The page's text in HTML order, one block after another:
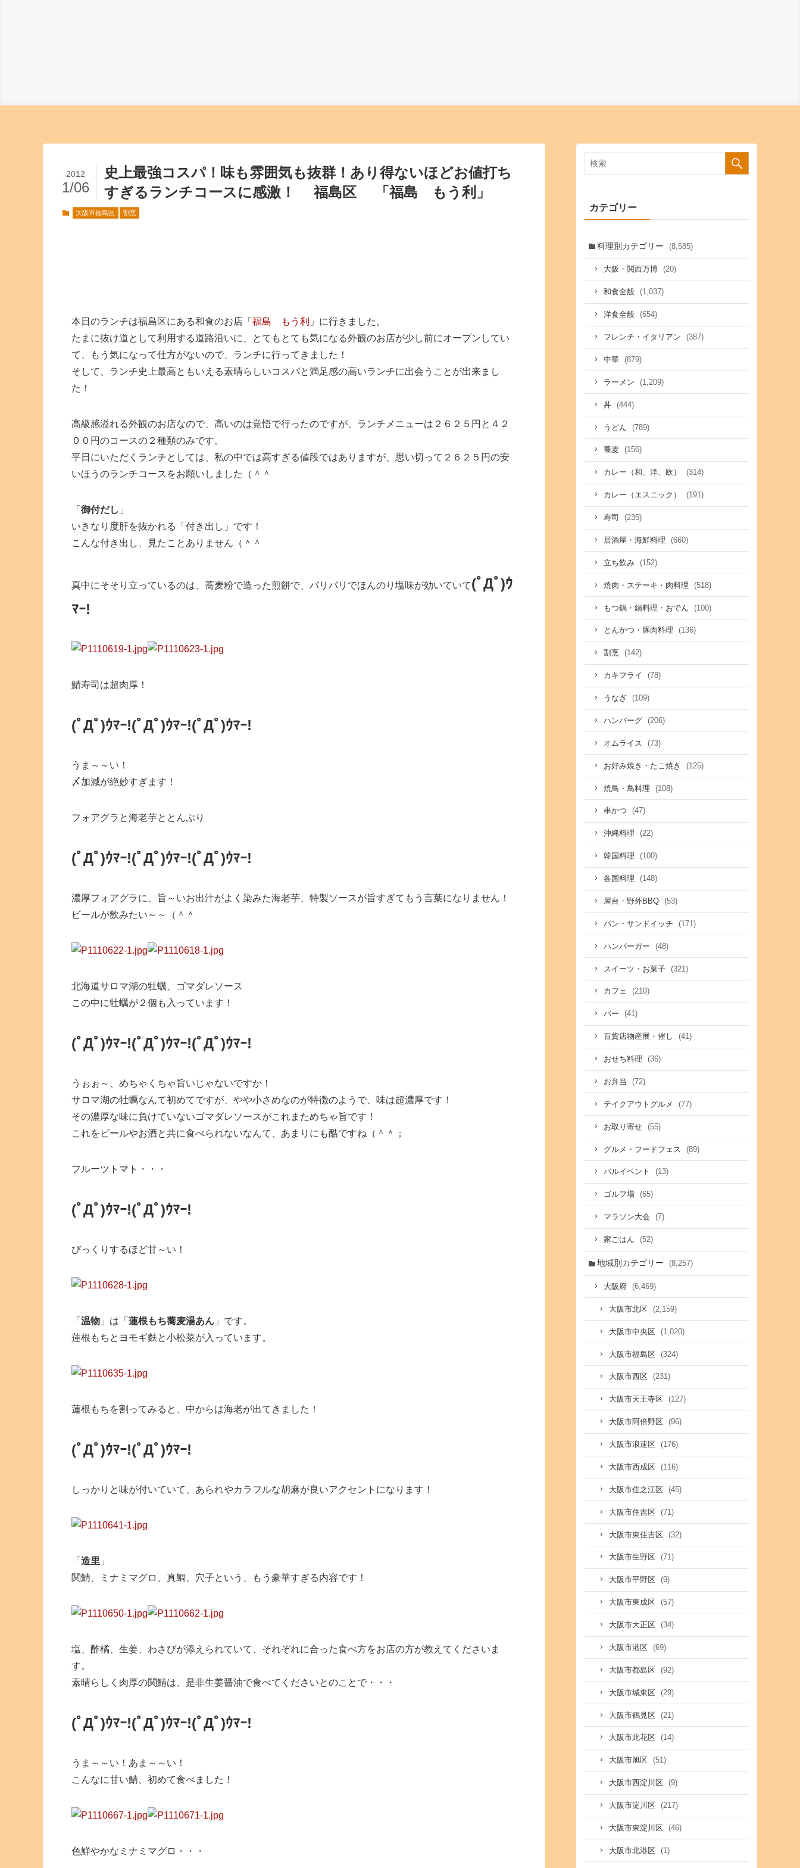
史上最強コスパ！味も雰囲気も抜群！あり得ないほどお値打ち
すぎるランチコースに感激！ 福島区 「福島 もう利」
2012
1/06
大阪市福島区 割烹
本日のランチは福島区にある和食のお店「 福島 もう利 」に行きました。
たまに抜け道として利用する道路沿いに、とてもとても気になる外観のお店が少し前にオープンしてい
て、もう気になって仕方がないので、ランチに行ってきました！
そして、ランチ史上最高ともいえる素晴らしいコスパと満足感の高いランチに出会うことが出来まし
た！
高級感溢れる外観のお店なので、高いのは覚悟で行ったのですが、ランチメニューは２６２５円と４２
００円のコースの２種類のみです。
平日にいただくランチとしては、私の中では高すぎる値段ではありますが、思い切って２６２５円の安
いほうのランチコースをお願いしました（＾＾
「 御付だし 」
いきなり度肝を抜かれる「付き出し」です！
こんな付き出し、見たことありません（＾＾
真中にそそり立っているのは、蕎麦粉で造った煎餅で、パリパリでほんのり塩味が効いていて(ﾟДﾟ)ｳ
ﾏｰ!
鯖寿司は超肉厚！
(ﾟДﾟ)ｳﾏｰ!(ﾟДﾟ)ｳﾏｰ!(ﾟДﾟ)ｳﾏｰ!
うま～～い！
〆加減が絶妙すぎます！
フォアグラと海老芋ととんぶり
(ﾟДﾟ)ｳﾏｰ!(ﾟДﾟ)ｳﾏｰ!(ﾟДﾟ)ｳﾏｰ!
濃厚フォアグラに、旨～いお出汁がよく染みた海老芋、特製ソースが旨すぎてもう言葉になりません！
ビールが飲みたい～～（＾＾
北海道サロマ湖の牡蠣、ゴマダレソース
この中に牡蠣が２個も入っています！
(ﾟДﾟ)ｳﾏｰ!(ﾟДﾟ)ｳﾏｰ!(ﾟДﾟ)ｳﾏｰ!
うぉぉ～、めちゃくちゃ旨いじゃないですか！
サロマ湖の牡蠣なんて初めてですが、やや小さめなのが特徴のようで、味は超濃厚です！
その濃厚な味に負けていないゴマダレソースがこれまためちゃ旨です！
これをビールやお酒と共に食べられないなんて、あまりにも酷ですね（＾＾；
フルーツトマト・・・
(ﾟДﾟ)ｳﾏｰ!(ﾟДﾟ)ｳﾏｰ!
びっくりするほど甘～い！
「 温物 」は「 蓮根もち蕎麦湯あん 」です。
蓮根もちとヨモギ麩と小松菜が入っています。
蓮根もちを割ってみると、中からは海老が出てきました！
(ﾟДﾟ)ｳﾏｰ!(ﾟДﾟ)ｳﾏｰ!
しっかりと味が付いていて、あられやカラフルな胡麻が良いアクセントになります！
「 造里 」
関鯖、ミナミマグロ、真鯛、穴子という、もう豪華すぎる内容です！
塩、酢橘、生姜、わさびが添えられていて、それぞれに合った食べ方をお店の方が教えてくださいま
す。
素晴らしく肉厚の関鯖は、是非生姜醤油で食べてくださいとのことで・・・
(ﾟДﾟ)ｳﾏｰ!(ﾟДﾟ)ｳﾏｰ!(ﾟДﾟ)ｳﾏｰ!
うま～～い！あま～～い！
こんなに甘い鯖、初めて食べました！
色鮮やかなミナミマグロ・・・
カテゴリー
料理別カテゴリー (8,585)
大阪・関西万博 (20)
和食全般 (1,037)
洋食全般 (654)
フレンチ・イタリアン (387)
中華 (879)
ラーメン (1,209)
丼 (444)
うどん (789)
蕎麦 (156)
カレー（和、洋、欧） (314)
カレー（エスニック） (191)
寿司 (235)
居酒屋・海鮮料理 (660)
立ち飲み (152)
焼肉・ステーキ・肉料理 (518)
もつ鍋・鍋料理・おでん (100)
とんかつ・豚肉料理 (136)
割烹 (142)
カキフライ (78)
うなぎ (109)
ハンバーグ (206)
オムライス (73)
お好み焼き・たこ焼き (125)
焼鳥・鳥料理 (108)
串かつ (47)
沖縄料理 (22)
韓国料理 (100)
各国料理 (148)
屋台・野外BBQ (53)
パン・サンドイッチ (171)
ハンバーガー (48)
スイーツ・お菓子 (321)
カフェ (210)
バー (41)
百貨店物産展・催し (41)
おせち料理 (36)
お弁当 (72)
テイクアウトグルメ (77)
お取り寄せ (55)
グルメ・フードフェス (89)
バルイベント (13)
ゴルフ場 (65)
マラソン大会 (7)
家ごはん (52)
地域別カテゴリー (8,257)
大阪府 (6,469)
大阪市北区 (2,159)
大阪市中央区 (1,020)
大阪市福島区 (324)
大阪市西区 (231)
大阪市天王寺区 (127)
大阪市阿倍野区 (96)
大阪市浪速区 (176)
大阪市西成区 (116)
大阪市住之江区 (45)
大阪市住吉区 (71)
大阪市東住吉区 (32)
大阪市生野区 (71)
大阪市平野区 (9)
大阪市東成区 (57)
大阪市大正区 (34)
大阪市港区 (69)
大阪市都島区 (92)
大阪市城東区 (29)
大阪市鶴見区 (21)
大阪市此花区 (14)
大阪市旭区 (51)
大阪市西淀川区 (9)
大阪市淀川区 (217)
大阪市東淀川区 (46)
大阪市北港区 (1)